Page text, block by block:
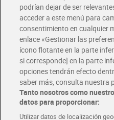
Únete al CLUB Dia
Disfruta las ventajas y ofertas
Descárgate la APP Dia
Folletos y Tiendas
Descubre las mejores ofertas y
Tarjeta MaX Dia
Te devuelve hasta 8€/mes de tus
¡Solicita tu tarjeta de crédito aquí!
podrían dejar de ser
acceder a este menú para
consentimiento en cualquier
enlace «Gestionar las
ícono flotante en la parte
si corresponde] en la parte
opciones tendrán efecto
saber más, consulta nuestra
Tanto nosotros como
datos para proporcionar:
Utilizar datos de localización